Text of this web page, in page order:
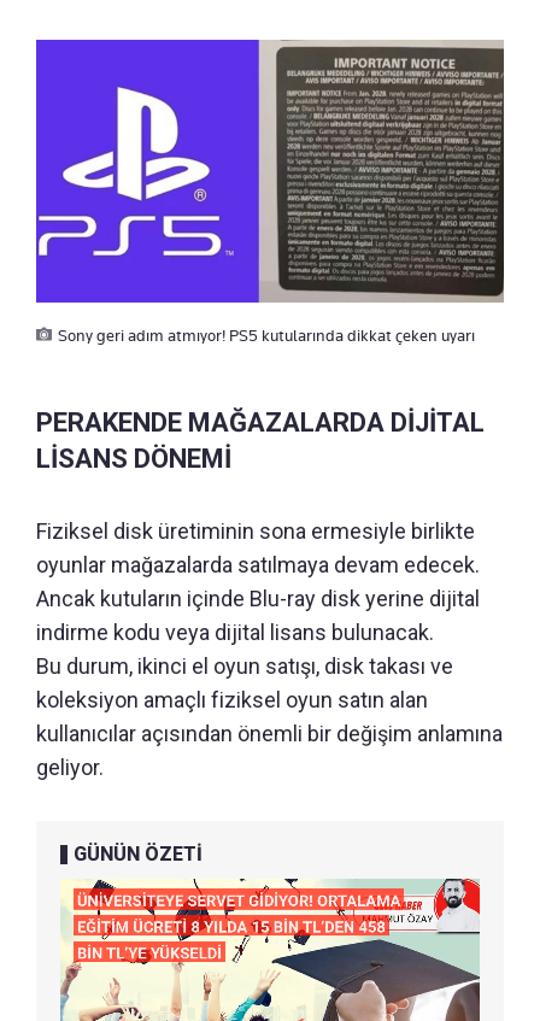
Sony geri adım atmıyor! PS5 kutularında dikkat çeken uyarı
PERAKENDE MAĞAZALARDA DİJİTAL
LİSANS DÖNEMİ
Fiziksel disk üretiminin sona ermesiyle birlikte
oyunlar mağazalarda satılmaya devam edecek.
Ancak kutuların içinde Blu-ray disk yerine dijital
indirme kodu veya dijital lisans bulunacak.
Bu durum, ikinci el oyun satışı, disk takası ve
koleksiyon amaçlı fiziksel oyun satın alan
kullanıcılar açısından önemli bir değişim anlamına
geliyor.
GÜNÜN ÖZETİ